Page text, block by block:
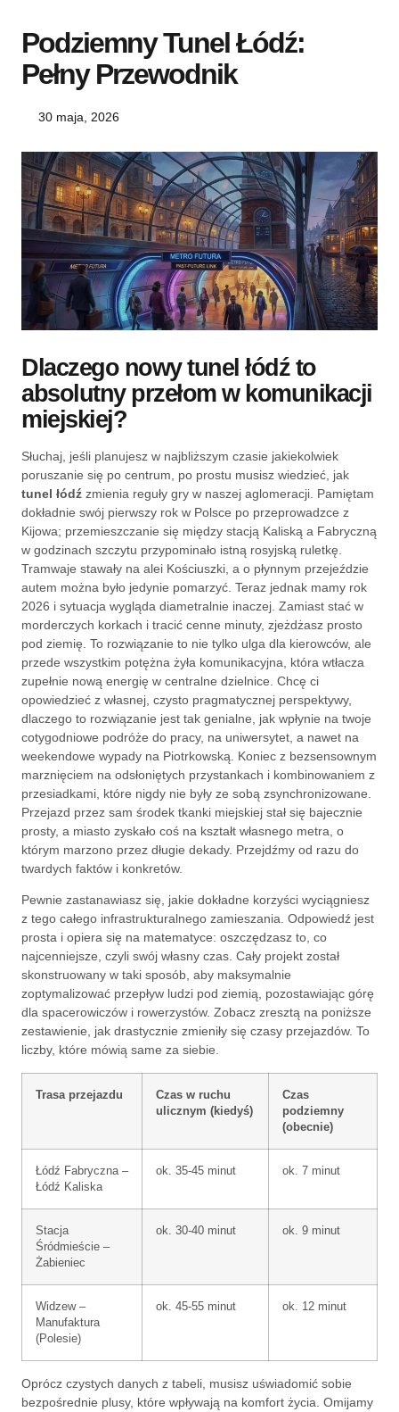
Podziemny Tunel Łódź:
Pełny Przewodnik
30 maja, 2026
Dlaczego nowy tunel łódź to
absolutny przełom w komunikacji
miejskiej?
Słuchaj, jeśli planujesz w najbliższym czasie jakiekolwiek
poruszanie się po centrum, po prostu musisz wiedzieć, jak
tunel łódź zmienia reguły gry w naszej aglomeracji. Pamiętam
dokładnie swój pierwszy rok w Polsce po przeprowadzce z
Kijowa; przemieszczanie się między stacją Kaliską a Fabryczną
w godzinach szczytu przypominało istną rosyjską ruletkę.
Tramwaje stawały na alei Kościuszki, a o płynnym przejeździe
autem można było jedynie pomarzyć. Teraz jednak mamy rok
2026 i sytuacja wygląda diametralnie inaczej. Zamiast stać w
morderczych korkach i tracić cenne minuty, zjeżdżasz prosto
pod ziemię. To rozwiązanie to nie tylko ulga dla kierowców, ale
przede wszystkim potężna żyła komunikacyjna, która wtłacza
zupełnie nową energię w centralne dzielnice. Chcę ci
opowiedzieć z własnej, czysto pragmatycznej perspektywy,
dlaczego to rozwiązanie jest tak genialne, jak wpłynie na twoje
cotygodniowe podróże do pracy, na uniwersytet, a nawet na
weekendowe wypady na Piotrkowską. Koniec z bezsensownym
marznięciem na odsłoniętych przystankach i kombinowaniem z
przesiadkami, które nigdy nie były ze sobą zsynchronizowane.
Przejazd przez sam środek tkanki miejskiej stał się bajecznie
prosty, a miasto zyskało coś na kształt własnego metra, o
którym marzono przez długie dekady. Przejdźmy od razu do
twardych faktów i konkretów.
Pewnie zastanawiasz się, jakie dokładne korzyści wyciągniesz
z tego całego infrastrukturalnego zamieszania. Odpowiedź jest
prosta i opiera się na matematyce: oszczędzasz to, co
najcenniejsze, czyli swój własny czas. Cały projekt został
skonstruowany w taki sposób, aby maksymalnie
zoptymalizować przepływ ludzi pod ziemią, pozostawiając górę
dla spacerowiczów i rowerzystów. Zobacz zresztą na poniższe
zestawienie, jak drastycznie zmieniły się czasy przejazdów. To
liczby, które mówią same za siebie.
Trasa przejazdu
Czas w ruchu
ulicznym (kiedyś)
Czas
podziemny
(obecnie)
Łódź Fabryczna –
Łódź Kaliska
ok. 35-45 minut ok. 7 minut
Stacja
Śródmieście –
Żabieniec
ok. 30-40 minut ok. 9 minut
Widzew –
Manufaktura
(Polesie)
ok. 45-55 minut ok. 12 minut
Oprócz czystych danych z tabeli, musisz uświadomić sobie
bezpośrednie plusy, które wpływają na komfort życia. Omijamy